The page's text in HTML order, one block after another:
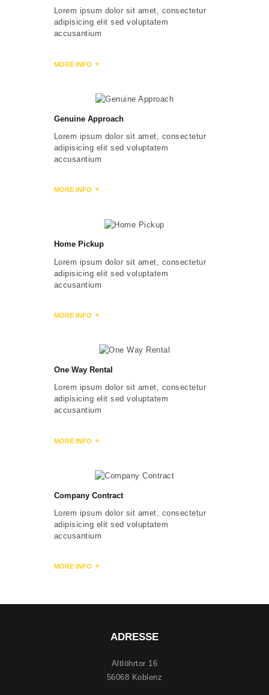
Lorem ipsum dolor sit amet, consectetur
adipisicing elit sed voluptatem
accusantium
MORE INFO
Genuine Approach
Lorem ipsum dolor sit amet, consectetur
adipisicing elit sed voluptatem
accusantium
MORE INFO
Home Pickup
Lorem ipsum dolor sit amet, consectetur
adipisicing elit sed voluptatem
accusantium
MORE INFO
One Way Rental
Lorem ipsum dolor sit amet, consectetur
adipisicing elit sed voluptatem
accusantium
MORE INFO
Company Contract
Lorem ipsum dolor sit amet, consectetur
adipisicing elit sed voluptatem
accusantium
MORE INFO
ADRESSE
Altlöhrtor 16
56068 Koblenz